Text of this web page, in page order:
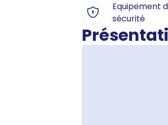
Equipement
sécurité